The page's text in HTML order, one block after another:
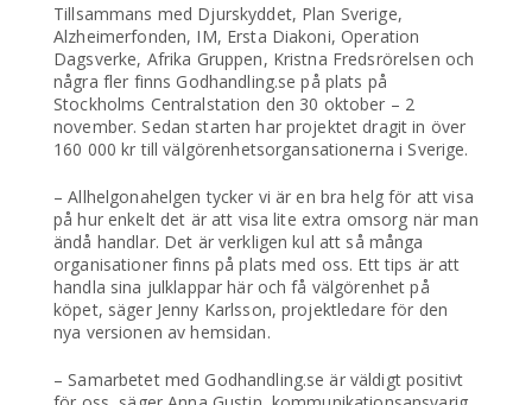
Tillsammans med Djurskyddet, Plan Sverige,
Alzheimerfonden, IM, Ersta Diakoni, Operation
Dagsverke, Afrika Gruppen, Kristna Fredsrörelsen och
några fler finns Godhandling.se på plats på
Stockholms Centralstation den 30 oktober – 2
november. Sedan starten har projektet dragit in över
160 000 kr till välgörenhetsorgansationerna i Sverige.
– Allhelgonahelgen tycker vi är en bra helg för att visa
på hur enkelt det är att visa lite extra omsorg när man
ändå handlar. Det är verkligen kul att så många
organisationer finns på plats med oss. Ett tips är att
handla sina julklappar här och få välgörenhet på
köpet, säger Jenny Karlsson, projektledare för den
nya versionen av hemsidan.
– Samarbetet med Godhandling.se är väldigt positivt